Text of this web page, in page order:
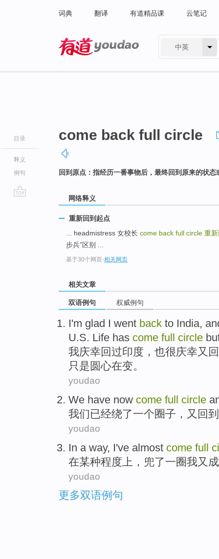
词典 翻译 有道精品课 云笔记
中英
目录
释义
例句
come back full circle
回到原点：指经历一番事物后，最终回到原来的状态
网络释义
重新回到起点
... headmistress 女校长 come back full circle 重
步兵”区别 ...
基于30个网页-相关网页
相关文章
双语例句 权威例句
I'm glad I went back to India,
U.S. Life has come full circle
我庆幸回过印度 ，也很庆幸又
只是圆心在变。
youdao
We have now come full circle
我们已经绕了一个圈子， 又 回
youdao
In a way, I've almost come full
在某种程度上 ，兜了一圈我又
youdao
更多双语例句